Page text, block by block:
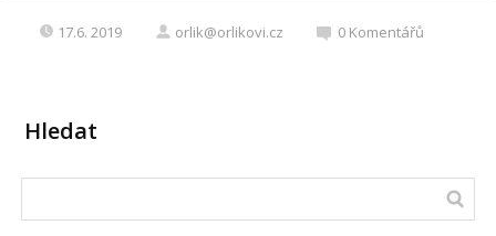
17.6. 2019 orlik@orlikovi.cz 0 Komentářů
Hledat